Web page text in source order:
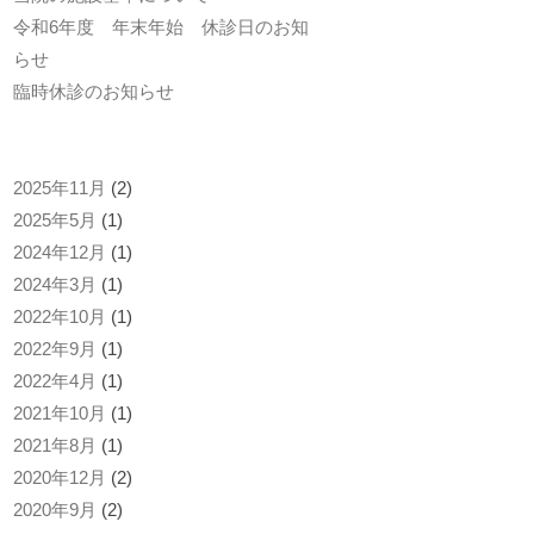
令和6年度 年末年始 休診日のお知
らせ
臨時休診のお知らせ
2025年11月 (2)
2025年5月 (1)
2024年12月 (1)
2024年3月 (1)
2022年10月 (1)
2022年9月 (1)
2022年4月 (1)
2021年10月 (1)
2021年8月 (1)
2020年12月 (2)
2020年9月 (2)